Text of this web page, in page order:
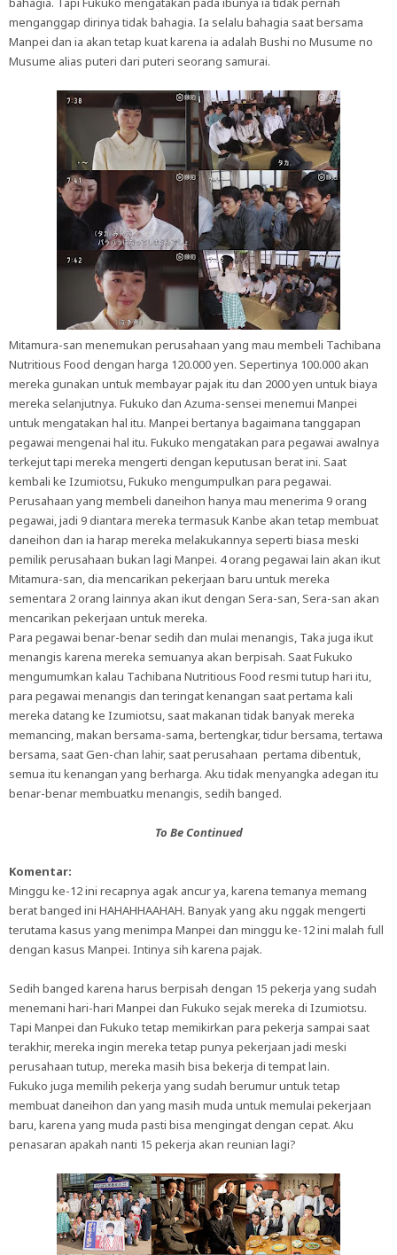
menganggap dirinya tidak bahagia. Ia selalu bahagia saat bersama
Manpei dan ia akan tetap kuat karena ia adalah Bushi no Musume no
Musume alias puteri dari puteri seorang samurai.
Mitamura-san menemukan perusahaan yang mau membeli Tachibana
Nutritious Food dengan harga 120.000 yen. Sepertinya 100.000 akan
mereka gunakan untuk membayar pajak itu dan 2000 yen untuk biaya
mereka selanjutnya. Fukuko dan Azuma-sensei menemui Manpei
untuk mengatakan hal itu. Manpei bertanya bagaimana tanggapan
pegawai mengenai hal itu. Fukuko mengatakan para pegawai awalnya
terkejut tapi mereka mengerti dengan keputusan berat ini. Saat
kembali ke Izumiotsu, Fukuko mengumpulkan para pegawai.
Perusahaan yang membeli daneihon hanya mau menerima 9 orang
pegawai, jadi 9 diantara mereka termasuk Kanbe akan tetap membuat
daneihon dan ia harap mereka melakukannya seperti biasa meski
pemilik perusahaan bukan lagi Manpei. 4 orang pegawai lain akan ikut
Mitamura-san, dia mencarikan pekerjaan baru untuk mereka
sementara 2 orang lainnya akan ikut dengan Sera-san, Sera-san akan
mencarikan pekerjaan untuk mereka.
Para pegawai benar-benar sedih dan mulai menangis, Taka juga ikut
menangis karena mereka semuanya akan berpisah. Saat Fukuko
mengumumkan kalau Tachibana Nutritious Food resmi tutup hari itu,
para pegawai menangis dan teringat kenangan saat pertama kali
mereka datang ke Izumiotsu, saat makanan tidak banyak mereka
memancing, makan bersama-sama, bertengkar, tidur bersama, tertawa
bersama, saat Gen-chan lahir, saat perusahaan pertama dibentuk,
semua itu kenangan yang berharga. Aku tidak menyangka adegan itu
benar-benar membuatku menangis, sedih banged.
To Be Continued
Komentar:
Minggu ke-12 ini recapnya agak ancur ya, karena temanya memang
berat banged ini HAHAHHAAHAH. Banyak yang aku nggak mengerti
terutama kasus yang menimpa Manpei dan minggu ke-12 ini malah full
dengan kasus Manpei. Intinya sih karena pajak.
Sedih banged karena harus berpisah dengan 15 pekerja yang sudah
menemani hari-hari Manpei dan Fukuko sejak mereka di Izumiotsu.
Tapi Manpei dan Fukuko tetap memikirkan para pekerja sampai saat
terakhir, mereka ingin mereka tetap punya pekerjaan jadi meski
perusahaan tutup, mereka masih bisa bekerja di tempat lain.
Fukuko juga memilih pekerja yang sudah berumur untuk tetap
membuat daneihon dan yang masih muda untuk memulai pekerjaan
baru, karena yang muda pasti bisa mengingat dengan cepat. Aku
penasaran apakah nanti 15 pekerja akan reunian lagi?